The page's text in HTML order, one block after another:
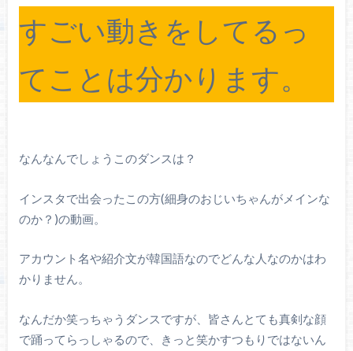
すごい動きをしてるっ
てことは分かります。
なんなんでしょうこのダンスは？
インスタで出会ったこの方(細身のおじいちゃんがメインな
のか？)の動画。
アカウント名や紹介文が韓国語なのでどんな人なのかはわ
かりません。
なんだか笑っちゃうダンスですが、皆さんとても真剣な顔
で踊ってらっしゃるので、きっと笑かすつもりではないん